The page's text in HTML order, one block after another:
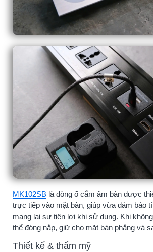
MK102SB là dòng ổ cắm âm bàn được
trực tiếp vào mặt bàn, giúp vừa đảm bảo
mang lại sự tiện lợi khi sử dụng. Khi
thể đóng nắp, giữ cho mặt bàn phẳng và
Thiết kế & thẩm mỹ